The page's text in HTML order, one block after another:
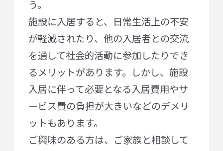
う。
施設に入居すると、日常生活上の不安
が軽減されたり、他の入居者との交流
を通して社会的活動に参加したりでき
るメリットがあります。しかし、施設
入居に伴って必要となる入居費用やサ
ービス費の負担が大きいなどのデメリ
ットもあります。
ご興味のある方は、ご家族と相談して